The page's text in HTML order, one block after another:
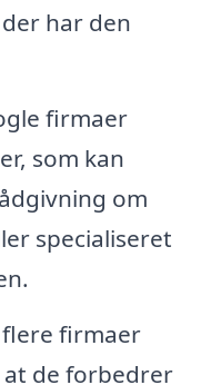
har den
firmaer
som kan
om
specialiseret
firmaer
de forbedrer